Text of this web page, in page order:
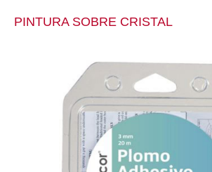
PINTURA SOBRE CRISTAL